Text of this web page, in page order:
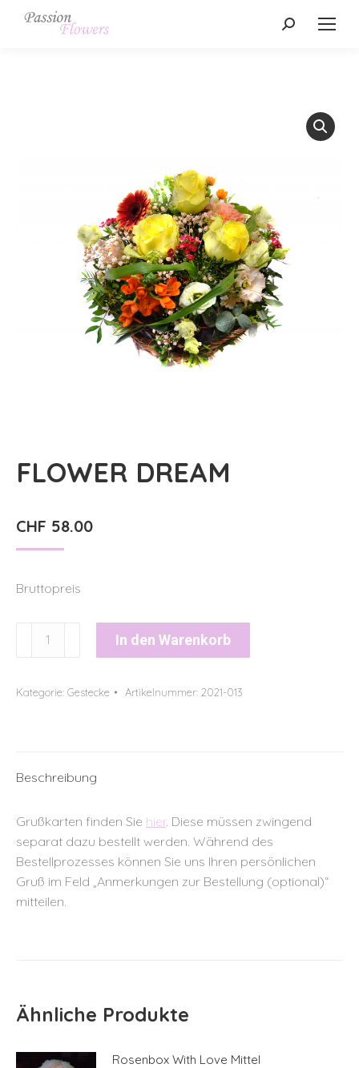
Search:
FLOWER DREAM
CHF 58.00
Bruttopreis
FLOWER
In den Warenkorb
Kategorie: Gestecke Artikelnummer: 2021-013
Beschreibung
Grußkarten finden Sie hier. Diese müssen zwingend
separat dazu bestellt werden. Während des
Bestellprozesses können Sie uns Ihren persönlichen
Gruß im Feld „Anmerkungen zur Bestellung (optional)“
mitteilen.
Ähnliche Produkte
Rosenbox With Love Mittel